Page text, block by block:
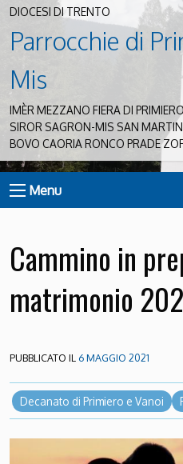
DIOCESI DI TRENTO
Parrocchie di
Mis
IMÈR MEZZANO FIERA DI
SIROR SAGRON-MIS SAN
BOVO CAORIA RONCO PRADE
Menu
Cammino in
matrimonio
PUBBLICATO IL 6 MAGGIO 2021
Decanato di Primiero e Vanoi